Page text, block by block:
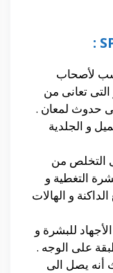
لأصحاب
تعانى من
حدوث لمعان .
و الجلدية
التخلص من
التغطية و
و الهالات
للبشرة و
على الوجه .
أنه يصل الى